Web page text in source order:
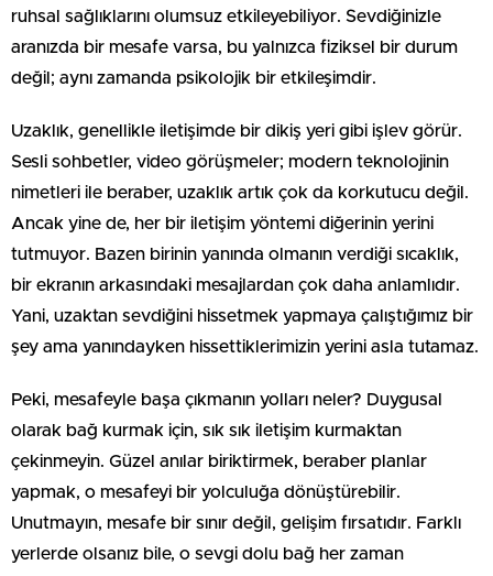
ruhsal sağlıklarını olumsuz etkileyebiliyor. Sevdiğinizle
aranızda bir mesafe varsa, bu yalnızca fiziksel bir durum
değil; aynı zamanda psikolojik bir etkileşimdir.
Uzaklık, genellikle iletişimde bir dikiş yeri gibi işlev görür.
Sesli sohbetler, video görüşmeler; modern teknolojinin
nimetleri ile beraber, uzaklık artık çok da korkutucu değil.
Ancak yine de, her bir iletişim yöntemi diğerinin yerini
tutmuyor. Bazen birinin yanında olmanın verdiği sıcaklık,
bir ekranın arkasındaki mesajlardan çok daha anlamlıdır.
Yani, uzaktan sevdiğini hissetmek yapmaya çalıştığımız bir
şey ama yanındayken hissettiklerimizin yerini asla tutamaz.
Peki, mesafeyle başa çıkmanın yolları neler? Duygusal
olarak bağ kurmak için, sık sık iletişim kurmaktan
çekinmeyin. Güzel anılar biriktirmek, beraber planlar
yapmak, o mesafeyi bir yolculuğa dönüştürebilir.
Unutmayın, mesafe bir sınır değil, gelişim fırsatıdır. Farklı
yerlerde olsanız bile, o sevgi dolu bağ her zaman